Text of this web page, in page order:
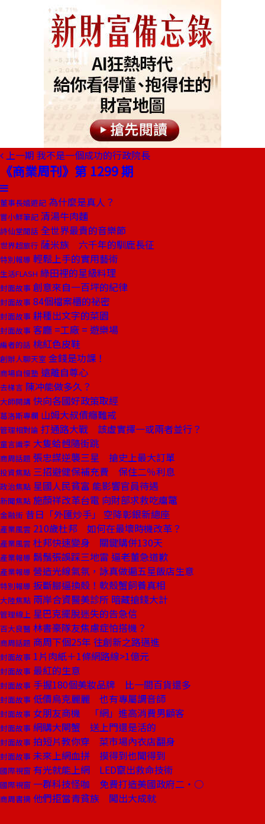
上一期 我不是一個成功的行政院長
《商業周刊》第 1299 期
董事長嬉遊記 為什麼是真人？
嘗小鮮筆記 清湯牛肉麵
詩仙堂閒話 全世界最貴的音樂節
世界超旅行 薩米族 六千年的馴鹿長征
特別報導 輕鬆上手的實用藝術
生活FLASH 綠田裡的星級料理
封面故事 創意來自一百坪的紀律
封面故事 84個檔案櫃的祕密
封面故事 耕種出文字的菜園
封面故事 客廳 =工廠 = 遊樂場
編者的話 桃紅色皮鞋
創辦人聊天室 金錢是功課！
商場自慢塾 遠離自尊心
去梯言 陳冲能做多久？
大師開講 快向各國好政策取經
葛洛斯專欄 山姆大叔債癮難戒
管理相對論 打通路大戰 該虛實擇一或兩者並行？
童言識李 大隻蛤乸隨街跳
商周話題 張忠謀逆襲三星 搶史上最大訂單
投資焦點 三招避健保補充費 保住二％利息
政治焦點 星國人民貧富 能影響官員待遇
新聞焦點 施顏祥改革台電 向財部求救吃癟鼈
金融街 昔日「外匯炒手」 空降彰銀新總座
產業風雲 210歲杜邦 如何在最壞時機改革？
產業風雲 杜邦快速變身 關鍵購併130天
產業報導 鬍鬚張誤踩三地雷 逼老董急道歉
產業報導 營造光線氣氛，詠真做遍五星飯店生意
特別報導 扳斷腳逼換殼！軟殼蟹飼養真相
大陸焦點 兩岸合資醫美診所 暗藏搶錢大計
管理線上 星巴克擺脫迷失的告急信
百大良醫 林書豪隊友焦慮症怕搭機？
商周話題 商周下個25年 往創新之路邁進
封面故事 1片肉紙＋1條網路線>1億元
封面故事 最紅的生意
封面故事 手握180個美妝品牌 比一間百貨還多
封面故事 低價烏克麗麗 也有專屬調音師
封面故事 女朋友商機 「網」進高消費男顧客
封面故事 網購大閘蟹 送上門還是活的
封面故事 拍短片教你穿 菜市場內衣店翻身
封面故事 未來上網血拼 摸得到也聞得到
國際視窗 有光就能上網 LED竄出救命技術
國際視窗 一群科技怪咖 免費打造美國政府二‧○
商周書摘 他們拒當青貧族 闖出大成就